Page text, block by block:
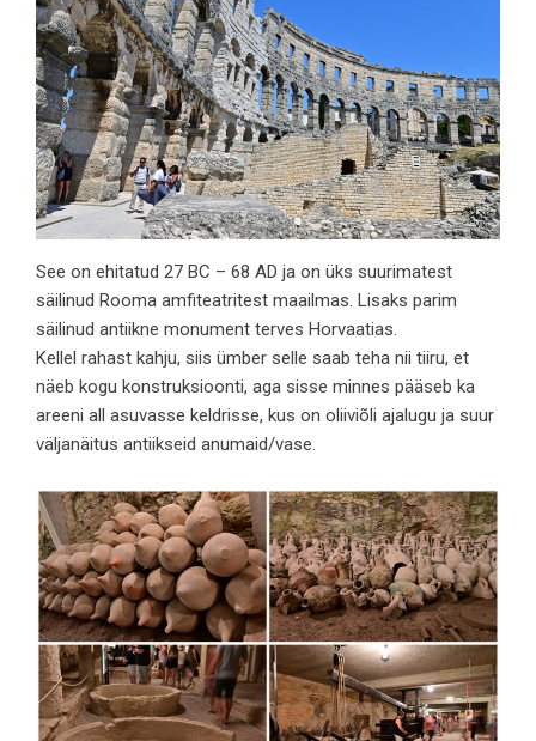
See on ehitatud 27 BC – 68 AD ja on üks suurimatest
säilinud Rooma amfiteatritest maailmas. Lisaks parim
säilinud antiikne monument terves Horvaatias.
Kellel rahast kahju, siis ümber selle saab teha nii tiiru, et
näeb kogu konstruksioonti, aga sisse minnes pääseb ka
areeni all asuvasse keldrisse, kus on oliiviõli ajalugu ja suur
väljanäitus antiikseid anumaid/vase.